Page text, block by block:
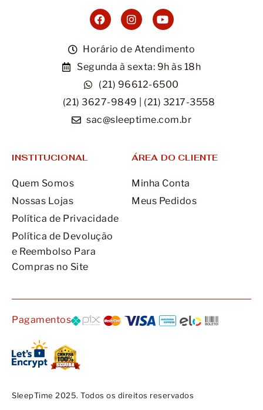
Horário de Atendimento
Segunda à sexta: 9h às 18h
(21) 96612-6500
(21) 3627-9849 | (21) 3217-3558
sac@sleeptime.com.br
INSTITUCIONAL
Quem Somos
Nossas Lojas
Política de Privacidade
Política de Devolução
e Reembolso Para
Compras no Site
ÁREA DO CLIENTE
Minha Conta
Meus Pedidos
Pagamentos
SleepTime 2025. Todos os direitos reservados